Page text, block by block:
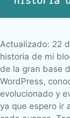
Actualizado: 22
historia de mi
de la gran base
WordPress,
evolucionado y
ya que espero ir